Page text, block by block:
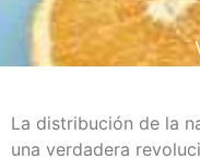
La distribución de la
una verdadera